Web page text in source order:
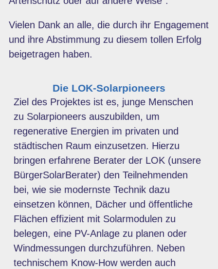
Vielen Dank an alle, die durch ihr Engagement
und ihre Abstimmung zu diesem tollen Erfolg
beigetragen haben.
Die LOK-Solarpioneers
Ziel des Projektes ist es, junge Menschen
zu Solarpioneers auszubilden, um
regenerative Energien im privaten und
städtischen Raum einzusetzen. Hierzu
bringen erfahrene Berater der LOK (unsere
BürgerSolarBerater) den Teilnehmenden
bei, wie sie modernste Technik dazu
einsetzen können, Dächer und öffentliche
Flächen effizient mit Solarmodulen zu
belegen, eine PV-Anlage zu planen oder
Windmessungen durchzuführen. Neben
technischem Know-How werden auch